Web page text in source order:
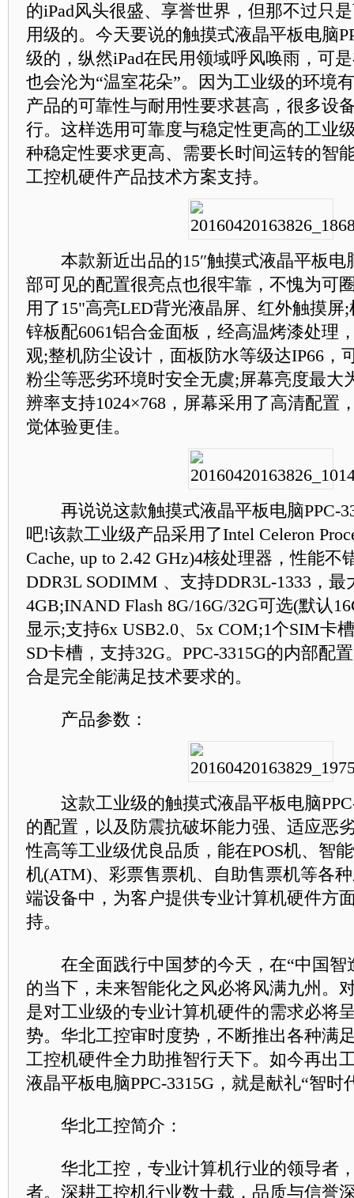
的iPad风头很盛、享誉世界，但那不过只
用级的。今天要说的触摸式液晶平板电脑
级的，纵然iPad在民用领域呼风唤雨，可
也会沦为“温室花朵”。因为工业级的环境
产品的可靠性与耐用性要求甚高，很多设
行。这样选用可靠度与稳定性更高的工业
种稳定性要求更高、需要长时间运转的智
工控机硬件产品技术方案支持。
本款新近出品的15″触摸式液晶平板电
部可见的配置很亮点也很牢靠，不愧为可
用了15"高亮LED背光液晶屏、红外触摸屏
锌板配6061铝合金面板，经高温烤漆处理
观;整机防尘设计，面板防水等级达IP66，
粉尘等恶劣环境时安全无虞;屏幕亮度最大
辨率支持1024×768，屏幕采用了高清配置
觉体验更佳。
再说说这款触摸式液晶平板电脑PPC-
吧!该款工业级产品采用了Intel Celeron
Cache, up to 2.42 GHz)4核处理器，性能不
DDR3L SODIMM 、支持DDR3L-1333，最
4GB;INAND Flash 8G/16G/32G可选(默认
显示;支持6x USB2.0、5x COM;1个SIM卡
SD卡槽，支持32G。PPC-3315G的内部配
合是完全能满足技术要求的。
产品参数：
这款工业级的触摸式液晶平板电脑
的配置，以及防震抗破坏能力强、适应恶
性高等工业级优良品质，能在POS机、智
机(ATM)、彩票售票机、自助售票机等各
端设备中，为客户提供专业计算机硬件方
持。
在全面践行中国梦的今天，在“中国智
的当下，未来智能化之风必将风满九州。
是对工业级的专业计算机硬件的需求必将
势。华北工控审时度势，不断推出各种满
工控机硬件全力助推智行天下。如今再出
液晶平板电脑PPC-3315G，就是献礼“智时
华北工控简介：
华北工控，专业计算机行业的领导者
者。深耕工控机行业数十载，品质与信誉